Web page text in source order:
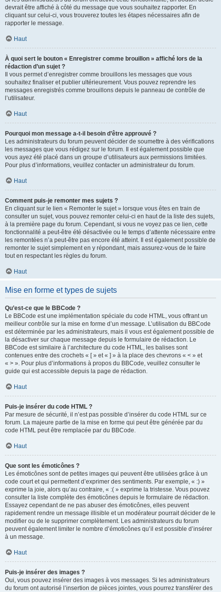
devrait être affiché à côté du message que vous souhaitez rapporter. En
cliquant sur celui-ci, vous trouverez toutes les étapes nécessaires afin de
rapporter le message.
Haut
À quoi sert le bouton « Enregistrer comme brouillon » affiché lors de la
rédaction d’un sujet ?
Il vous permet d’enregistrer comme brouillons les messages que vous
souhaitez finaliser et publier ultérieurement. Vous pouvez reprendre les
messages enregistrés comme brouillons depuis le panneau de contrôle de
l’utilisateur.
Haut
Pourquoi mon message a-t-il besoin d’être approuvé ?
Les administrateurs du forum peuvent décider de soumettre à des vérifications
les messages que vous rédigez sur le forum. Il est également possible que
vous ayez été placé dans un groupe d’utilisateurs aux permissions limitées.
Pour plus d’informations, veuillez contacter un administrateur du forum.
Haut
Comment puis-je remonter mes sujets ?
En cliquant sur le lien « Remonter le sujet » lorsque vous êtes en train de
consulter un sujet, vous pouvez remonter celui-ci en haut de la liste des sujets,
à la première page du forum. Cependant, si vous ne voyez pas ce lien, cette
fonctionnalité a peut-être été désactivée ou le temps d’attente nécessaire entre
les remontées n’a peut-être pas encore été atteint. Il est également possible de
remonter le sujet simplement en y répondant, mais assurez-vous de le faire
tout en respectant les règles du forum.
Haut
Mise en forme et types de sujets
Qu’est-ce que le BBCode ?
Le BBCode est une implémentation spéciale du code HTML, vous offrant un
meilleur contrôle sur la mise en forme d’un message. L’utilisation du BBCode
est déterminée par les administrateurs, mais il vous est également possible de
la désactiver sur chaque message depuis le formulaire de rédaction. Le
BBCode est similaire à l’architecture du code HTML, les balises sont
contenues entre des crochets « [ » et « ] » à la place des chevrons « < » et
« > ». Pour plus d’informations à propos du BBCode, veuillez consulter le
guide qui est accessible depuis la page de rédaction.
Haut
Puis-je insérer du code HTML ?
Par mesure de sécurité, il n’est pas possible d’insérer du code HTML sur ce
forum. La majeure partie de la mise en forme qui peut être générée par du
code HTML peut être remplacée par du BBCode.
Haut
Que sont les émoticônes ?
Les émoticônes sont de petites images qui peuvent être utilisées grâce à un
code court et qui permettent d’exprimer des sentiments. Par exemple, « :) »
exprime la joie, alors qu’au contraire, « :( » exprime la tristesse. Vous pouvez
consulter la liste complète des émoticônes depuis le formulaire de rédaction.
Essayez cependant de ne pas abuser des émoticônes, elles peuvent
rapidement rendre un message illisible et un modérateur pourrait décider de le
modifier ou de le supprimer complètement. Les administrateurs du forum
peuvent également limiter le nombre d’émoticônes qu’il est possible d’insérer
à un message.
Haut
Puis-je insérer des images ?
Oui, vous pouvez insérer des images à vos messages. Si les administrateurs
du forum ont autorisé l’insertion de pièces jointes, vous pourrez transférer des